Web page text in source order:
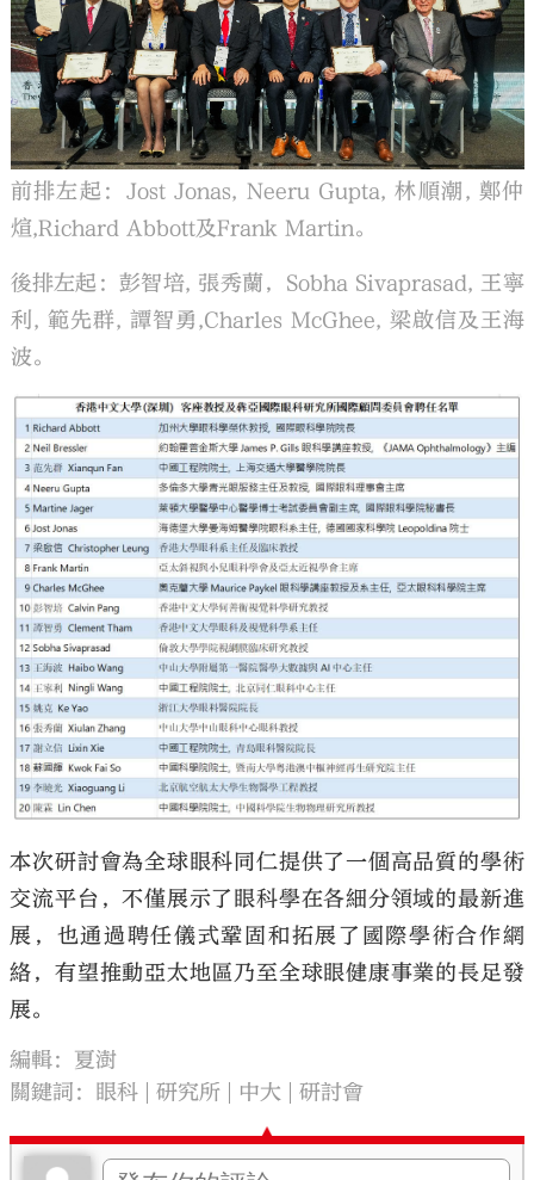
前排左起：Jost Jonas, Neeru Gupta, 林順潮, 鄭仲
煊,Richard Abbott及Frank Martin。
後排左起：彭智培, 張秀蘭，Sobha Sivaprasad, 王寧
利, 範先群, 譚智勇,Charles McGhee, 梁啟信及王海
波。
本次研討會為全球眼科同仁提供了一個高品質的學術
交流平台，不僅展示了眼科學在各細分領域的最新進
展，也通過聘任儀式鞏固和拓展了國際學術合作網
絡，有望推動亞太地區乃至全球眼健康事業的長足發
展。
編輯：夏澍
關鍵詞：
眼科 研究所 中大 研討會